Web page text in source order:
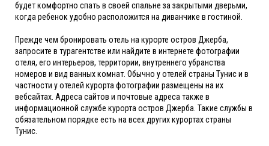
будет комфортно спать в своей спальне за закрытыми дверьми,
когда ребенок удобно расположится на диванчике в гостиной.
Прежде чем бронировать отель на курорте остров Джерба,
запросите в турагентстве или найдите в интернете фотографии
отеля, его интерьеров, территории, внутреннего убранства
номеров и вид ванных комнат. Обычно у отелей страны Тунис и в
частности у отелей курорта фотографии размещены на их
вебсайтах. Адреса сайтов и почтовые адреса также в
информационной службе курорта остров Джерба. Такие службы в
обязательном порядке есть на всех других курортах страны
Тунис.